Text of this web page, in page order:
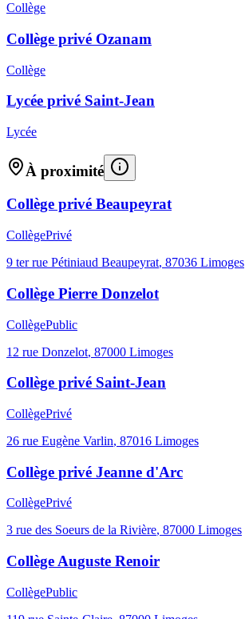
Collège
Collège privé Ozanam
Collège
Lycée privé Saint-Jean
Lycée
À proximité
Collège privé Beaupeyrat
CollègePrivé
9 ter rue Pétiniaud Beaupeyrat, 87036 Limoges
Collège Pierre Donzelot
CollègePublic
12 rue Donzelot, 87000 Limoges
Collège privé Saint-Jean
CollègePrivé
26 rue Eugène Varlin, 87016 Limoges
Collège privé Jeanne d'Arc
CollègePrivé
3 rue des Soeurs de la Rivière, 87000 Limoges
Collège Auguste Renoir
CollègePublic